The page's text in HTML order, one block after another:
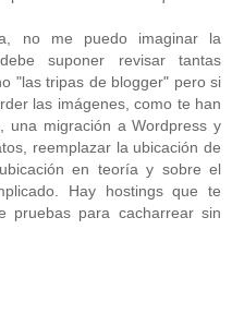
no me puedo imaginar la
suponer revisar tantas
"las tripas de blogger" pero si
las imágenes, como te han
una migración a Wordpress y
reemplazar la ubicación de
en teoría y sobre el
Hay hostings que te
pruebas para cacharrear sin